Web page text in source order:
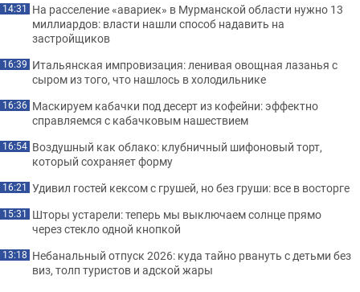
14:31 На расселение «авариек» в Мурманской области нужно 13
миллиардов: власти нашли способ надавить на
застройщиков
16:39 Итальянская импровизация: ленивая овощная лазанья с
сыром из того, что нашлось в холодильнике
16:36 Маскируем кабачки под десерт из кофейни: эффектно
справляемся с кабачковым нашествием
16:54 Воздушный как облако: клубничный шифоновый торт,
который сохраняет форму
16:21 Удивил гостей кексом с грушей, но без груши: все в восторге
15:31 Шторы устарели: теперь мы выключаем солнце прямо
через стекло одной кнопкой
13:18 Небанальный отпуск 2026: куда тайно рвануть с детьми без
виз, толп туристов и адской жары